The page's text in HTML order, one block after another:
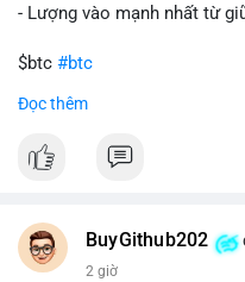
- Lượng vào mạnh nhất từ
$btc #btc
#vlikevn
📰 Nguồn: CoinDesk
Đọc thêm
BuyGithub202
2 giờ